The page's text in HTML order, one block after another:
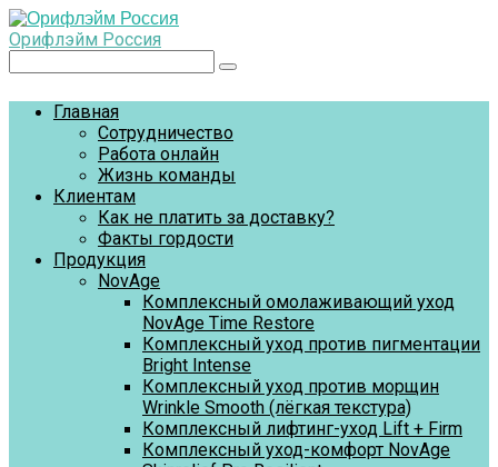
Перейти
к
контенту
Орифлэйм Россия
Главная
Сотрудничество
Работа онлайн
Жизнь команды
Клиентам
Как не платить за доставку?
Факты гордости
Продукция
NovAge
Комплексный омолаживающий уход
NovAge Time Restore
Комплексный уход против пигментации
Bright Intense
Комплексный уход против морщин
Wrinkle Smooth (лёгкая текстура)
Комплексный лифтинг-уход Lift + Firm
Комплексный уход-комфорт NovAge